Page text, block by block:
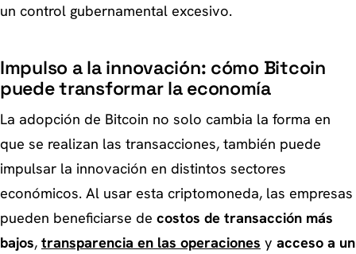
un control gubernamental excesivo.
Impulso a la innovación: cómo Bitcoin
puede transformar la economía
La adopción de Bitcoin no solo cambia la forma en
que se realizan las transacciones, también puede
impulsar la innovación en distintos sectores
económicos. Al usar esta criptomoneda, las empresas
pueden beneficiarse de costos de transacción más
bajos, transparencia en las operaciones y acceso a un